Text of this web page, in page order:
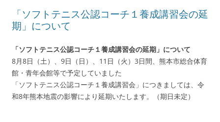
「ソフトテニス公認コーチ１養成講習会の延
期」について
「ソフトテニス公認コーチ１養成講習会の延期」について
8月8日（土）、9日（日）、11日（火）3日間、熊本市総合体育
館・青年会館等で予定していました
「ソフトテニス公認コーチ１養成講習会」につきましては、令
和8年熊本地震の影響により延期いたします。（期日未定）